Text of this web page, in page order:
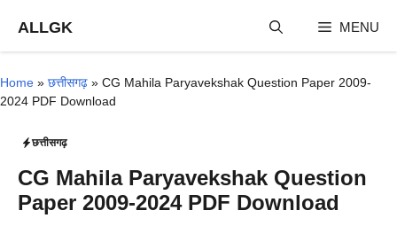
content
ALLGK MENU
Home » छत्तीसगढ़ » CG Mahila Paryavekshak Question Paper 2009-
2024 PDF Download
छत्तीसगढ़
CG Mahila Paryavekshak Question
Paper 2009-2024 PDF Download